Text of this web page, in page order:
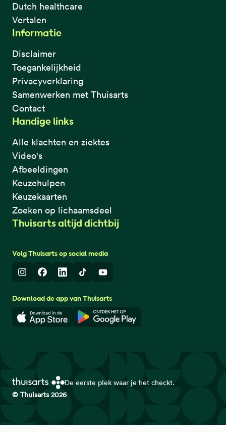
Dutch healthcare
Vertalen
Informatie
Disclaimer
Toegankelijkheid
Privacyverklaring
Samenwerken met Thuisarts
Contact
Handige links
Alle klachten en ziektes
Video's
Afbeeldingen
Keuzehulpen
Keuzekaarten
Zoeken op lichaamsdeel
Thuisarts altijd dichtbij
Volg Thuisarts op social media
InstagramFacebook
LinkedInTikTokYoutube
Download de app van Thuisarts
Download in de App StoreDownload in de Google Play
De eerste plek waar je het checkt.
© Thuisarts 2026